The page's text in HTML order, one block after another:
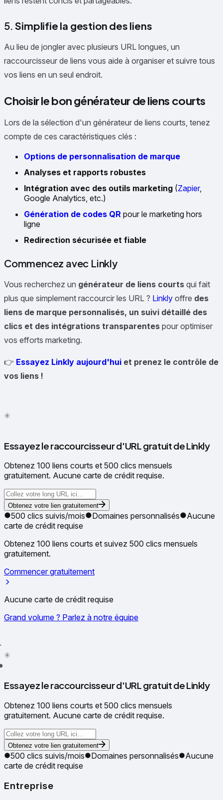
5.Simplifie la gestion des liens
Au lieu de jongler avec plusieurs URL longues, un
raccourcisseur de liens vous aide à organiser et suivre tous
vos liens en un seul endroit.
Choisir le bon générateur de liens courts
Lors de la sélection d'un générateur de liens courts, tenez
compte de ces caractéristiques clés :
Options de personnalisation de marque
Analyses et rapports robustes
Intégration avec des outils marketing (Zapier,
Google Analytics, etc.)
Génération de codes QR pour le marketing hors
ligne
Redirection sécurisée et fiable
Commencez avec Linkly
Vous recherchez un générateur de liens courts qui fait
plus que simplement raccourcir les URL ? Linkly offre des
liens de marque personnalisés, un suivi détaillé des
clics et des intégrations transparentes pour optimiser
vos efforts marketing.
👉 Essayez Linkly aujourd'hui et prenez le contrôle de
vos liens !
✳
Essayez le raccourcisseur d'URL gratuit de Linkly
Obtenez 100 liens courts et 500 clics mensuels
gratuitement. Aucune carte de crédit requise.
Obtenez votre lien gratuitement
500 clics suivis/mois Domaines personnalisés
Aucune
carte de crédit requise
Obtenez 100 liens courts et suivez 500 clics mensuels
gratuitement.
Commencer gratuitement
Aucune carte de crédit requise
Grand volume ? Parlez à notre équipe
✳
Essayez le raccourcisseur d'URL gratuit de Linkly
Obtenez 100 liens courts et 500 clics mensuels
gratuitement. Aucune carte de crédit requise.
Obtenez votre lien gratuitement
500 clics suivis/mois Domaines personnalisés
Aucune
carte de crédit requise
Entreprise